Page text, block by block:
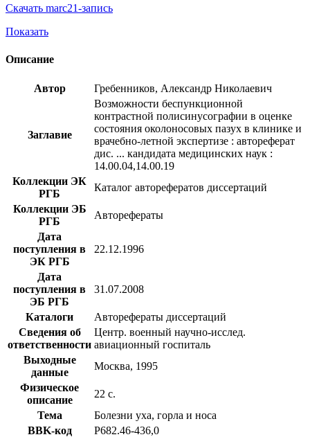
Скачать marc21-запись
Показать
Описание
Автор Гребенников, Александр Николаевич
Заглавие
Возможности беспункционной
контрастной полисинусографии в оценке
состояния околоносовых пазух в клинике и
врачебно-летной экспертизе : автореферат
дис. ... кандидата медицинских наук :
14.00.04,14.00.19
Коллекции ЭК
РГБ
Каталог авторефератов диссертаций
Коллекции ЭБ
РГБ
Авторефераты
Дата
поступления в
ЭК РГБ
22.12.1996
Дата
поступления в
ЭБ РГБ
31.07.2008
Каталоги
Авторефераты диссертаций
Сведения об
ответственности
Центр. военный научно-исслед.
авиационный госпиталь
Выходные
данные
Москва, 1995
Физическое
описание
22 с.
Тема
Болезни уха, горла и носа
BBK-код
Р682.46-436,0